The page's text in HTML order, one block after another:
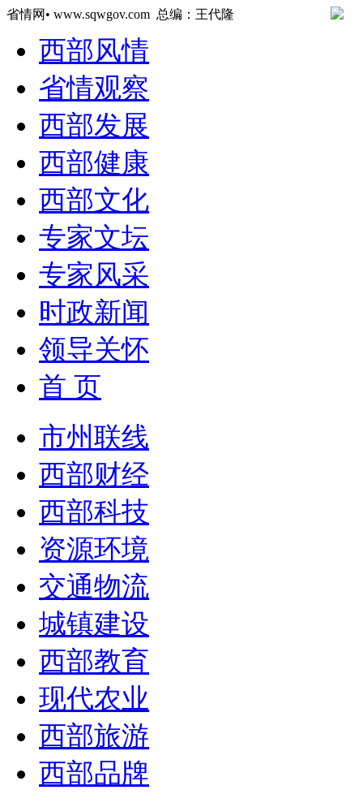
省情网• www.sqwgov.com 总编：王代隆
西部风情
省情观察
西部发展
西部健康
西部文化
专家文坛
专家风采
时政新闻
领导关怀
首 页
市州联线
西部财经
西部科技
资源环境
交通物流
城镇建设
西部教育
现代农业
西部旅游
西部品牌